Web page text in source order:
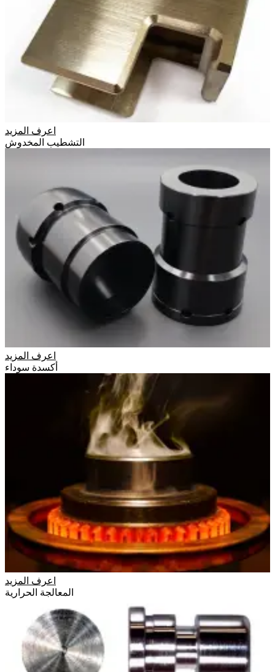
اعرف المزيد
التشطيب المخدوش
اعرف المزيد
أكسدة سوداء
اعرف المزيد
المعالجة الحرارية